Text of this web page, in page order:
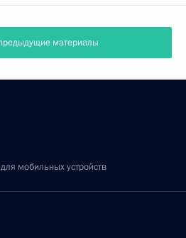
материалы
мобильных устройств